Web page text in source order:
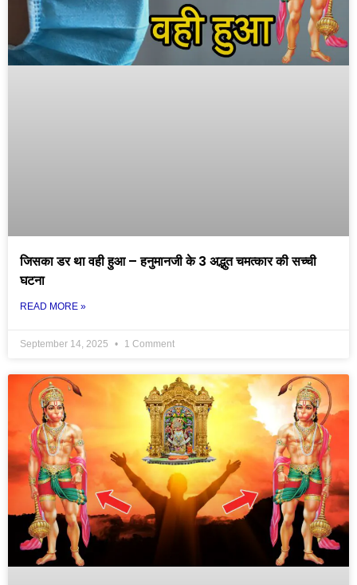
जिसका डर था वही हुआ – हनुमानजी के 3 अद्भुत चमत्कार की सच्ची
घटना
READ MORE »
September 14, 2025 1 Comment